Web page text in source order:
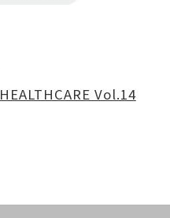
HEALTHCARE Vol.14